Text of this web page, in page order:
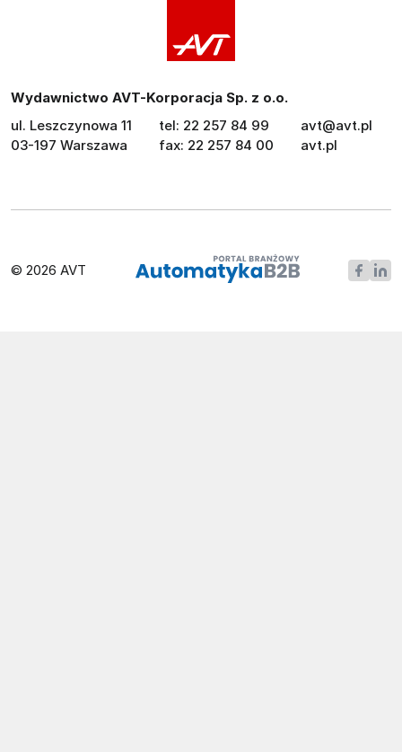
Wydawnictwo AVT-Korporacja Sp. z o.o.
ul. Leszczynowa 11
03-197 Warszawa
tel: 22 257 84 99
fax: 22 257 84 00
avt@avt.pl
avt.pl
© 2026 AVT